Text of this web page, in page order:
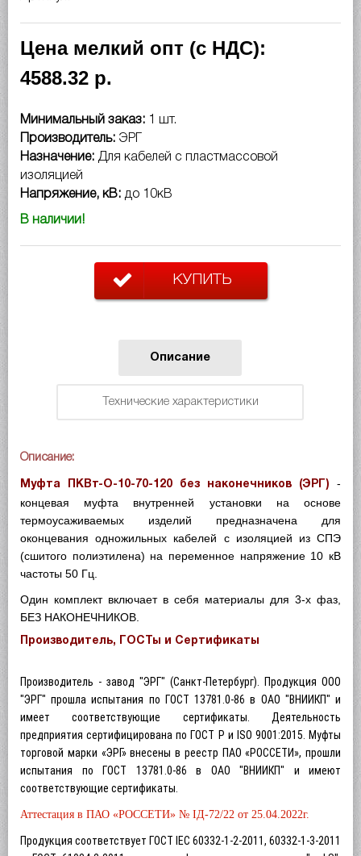
Цена мелкий опт (с НДС):
4588.32 р.
Минимальный заказ:
1 шт.
Производитель: ЭРГ
Назначение: Для кабелей с пластмассовой
изоляцией
Напряжение, кВ: до 10кВ
В наличии!
КУПИТЬ
Описание
Технические характеристики
Описание:
Муфта ПКВт-О-10-70-120 без наконечников (ЭРГ)
-
концевая муфта внутренней установки на основе
термоусаживаемых изделий предназначена для
оконцевания одножильных кабелей с изоляцией из СПЭ
(сшитого полиэтилена) на переменное напряжение 10 кВ
частоты 50 Гц.
Один комплект включает в себя материалы для 3-х фаз,
БЕЗ НАКОНЕЧНИКОВ.
Производитель, ГОСТы и Сертификаты
Производитель - завод "ЭРГ" (Санкт-Петербург). Продукция ООО
"ЭРГ" прошла испытания по ГОСТ 13781.0-86 в ОАО "ВНИИКП" и
имеет соответствующие сертификаты. Деятельность
предприятия сертифицирована по ГОСТ Р и ISO 9001:2015. Муфты
торговой марки «ЭРГ» внесены в реестр ПАО «РОССЕТИ», прошли
испытания по ГОСТ 13781.0-86 в ОАО "ВНИИКП" и имеют
соответствующие сертификаты.
Аттестация в ПАО «РОССЕТИ» № IД-72/22 от 25.04.2022г.
Продукция соответствует ГОСТ IEC 60332-1-2-2011, 60332-1-3-2011